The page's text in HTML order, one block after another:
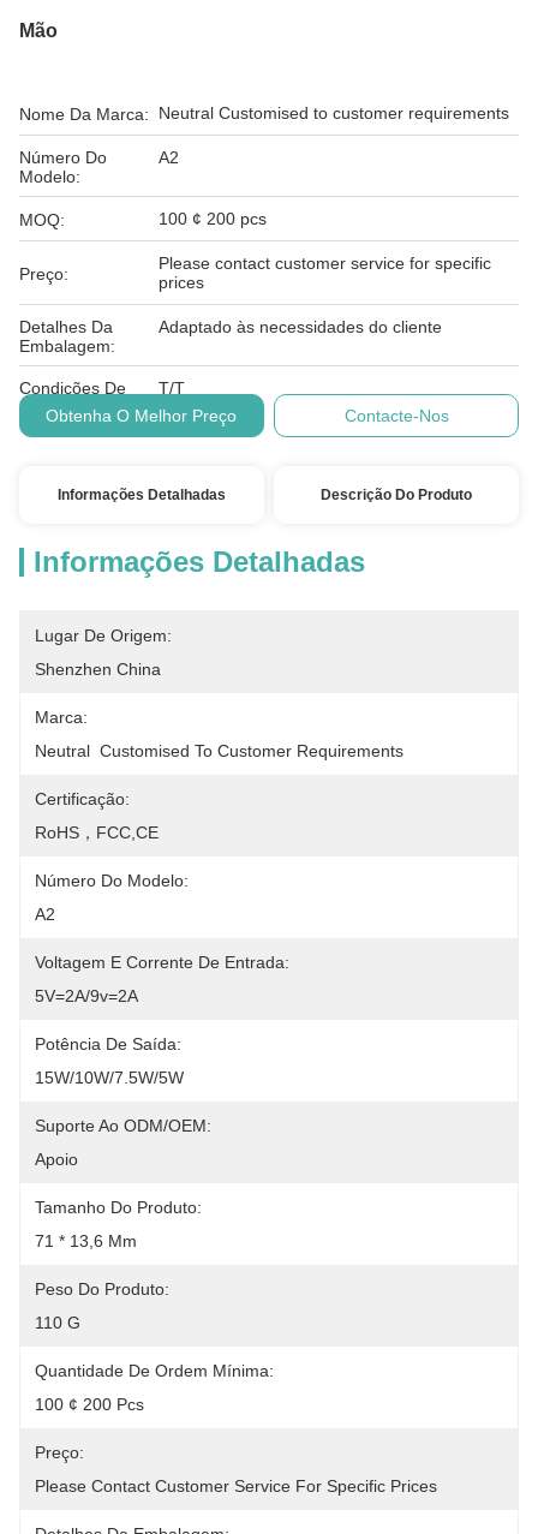
Mão
Nome Da Marca: Neutral Customised to customer requirements
Número Do
Modelo:
A2
MOQ: 100 ¢ 200 pcs
Preço:
Please contact customer service for specific
prices
Detalhes Da
Embalagem:
Adaptado às necessidades do cliente
Condições De
Pagamento:
T/T
Obtenha O Melhor Preço
Contacte-Nos
Informações Detalhadas Descrição Do Produto
Informações Detalhadas
Lugar De Origem:
Shenzhen China
Marca:
Neutral  Customised To Customer Requirements
Certificação:
RoHS，FCC,CE
Número Do Modelo:
A2
Voltagem E Corrente De Entrada:
5V=2A/9v=2A
Potência De Saída:
15W/10W/7.5W/5W
Suporte Ao ODM/OEM:
Apoio
Tamanho Do Produto:
71 * 13,6 Mm
Peso Do Produto:
110 G
Quantidade De Ordem Mínima:
100 ¢ 200 Pcs
Preço:
Please Contact Customer Service For Specific Prices